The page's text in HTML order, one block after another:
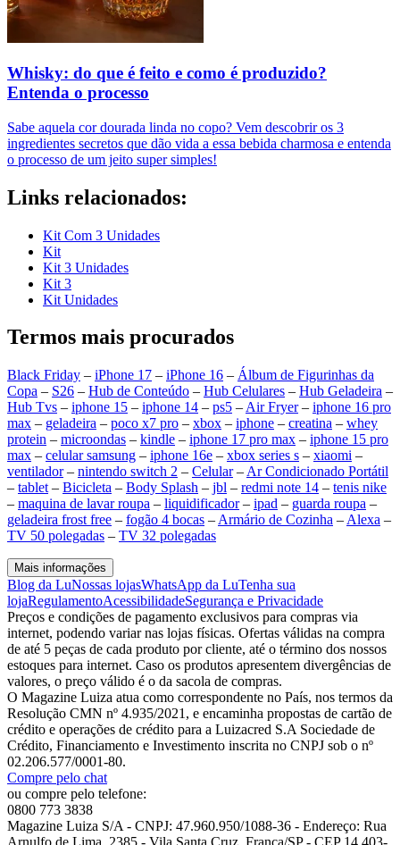
Whisky: do que é feito e como é produzido?
Entenda o processo
Sabe aquela cor dourada linda no copo? Vem descobrir os 3
ingredientes secretos que dão vida a essa bebida charmosa e entenda
o processo de um jeito super simples!
Links relacionados:
Kit Com 3 Unidades
Kit
Kit 3 Unidades
Kit 3
Kit Unidades
Termos mais procurados
Black Friday – iPhone 17 – iPhone 16 – Álbum de Figurinhas da
Copa – S26 – Hub de Conteúdo – Hub Celulares – Hub Geladeira –
Hub Tvs – iphone 15 – iphone 14 – ps5 – Air Fryer– iphone 16 pro
max – geladeira – poco x7 pro – xbox – iphone – creatina – whey
protein – microondas – kindle – iphone 17 pro max – iphone 15 pro
max – celular samsung – iphone 16e – xbox series s – xiaomi –
ventilador– nintendo switch 2 – Celular– Ar Condicionado Portátil
– tablet – Bicicleta – Body Splash – jbl – redmi note 14 – tenis nike
– maquina de lavar roupa – liquidificador– ipad – guarda roupa –
geladeira frost free – fogão 4 bocas – Armário de Cozinha – Alexa –
TV 50 polegadas – TV 32 polegadas
Mais informações
Blog da LuNossas lojasWhatsApp da LuTenha sua
lojaRegulamentoAcessibilidadeSegurança e Privacidade
Preços e condições de pagamento exclusivos para compras via
internet, podendo variar nas lojas físicas. Ofertas válidas na compra
de até 5 peças de cada produto por cliente, até o término dos nossos
estoques para internet. Caso os produtos apresentem divergências de
valores, o preço válido é o da sacola de compras.
O Magazine Luiza atua como correspondente no País, nos termos da
Resolução CMN nº 4.935/2021, e encaminha propostas de cartão de
crédito e operações de crédito para a Luizacred S.A Sociedade de
Crédito, Financiamento e Investimento inscrita no CNPJ sob o nº
02.206.577/0001-80.
Compre pelo chat
ou compre pelo telefone:
0800 773 3838
Magazine Luiza S/A - CNPJ: 47.960.950/1088-36 - Endereço: Rua